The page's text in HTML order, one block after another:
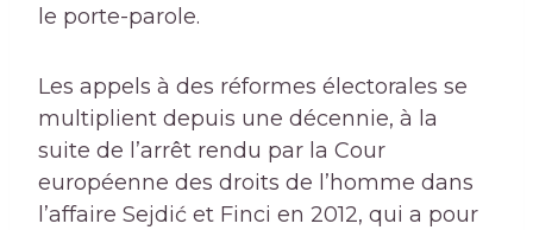
le porte-parole.
Les appels à des réformes électorales se
multiplient depuis une décennie, à la
suite de l’arrêt rendu par la Cour
européenne des droits de l’homme dans
l’affaire Sejdić et Finci en 2012, qui a pour